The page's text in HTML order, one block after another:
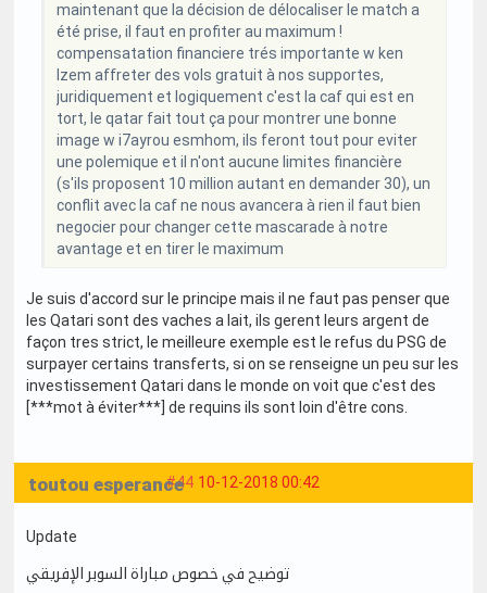
maintenant que la décision de délocaliser le match a
été prise, il faut en profiter au maximum !
compensatation financiere trés importante w ken
lzem affreter des vols gratuit à nos supportes,
juridiquement et logiquement c'est la caf qui est en
tort, le qatar fait tout ça pour montrer une bonne
image w i7ayrou esmhom, ils feront tout pour eviter
une polemique et il n'ont aucune limites financière
(s'ils proposent 10 million autant en demander 30), un
conflit avec la caf ne nous avancera à rien il faut bien
negocier pour changer cette mascarade à notre
avantage et en tirer le maximum
Je suis d'accord sur le principe mais il ne faut pas penser que
les Qatari sont des vaches a lait, ils gerent leurs argent de
façon tres strict, le meilleure exemple est le refus du PSG de
surpayer certains transferts, si on se renseigne un peu sur les
investissement Qatari dans le monde on voit que c'est des
[***mot à éviter***] de requins ils sont loin d'être cons.
#44 10-12-2018 00:42
toutou esperance
Update
توضيح في خصوص مباراة السوبر الإفريقي